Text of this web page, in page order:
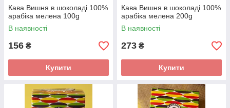
Кава Вишня в шоколаді 100%
арабіка мелена 100g
В наявності
156 ₴
Купити
Кава Вишня в шоколаді 100%
арабіка мелена 200g
В наявності
273 ₴
Купити